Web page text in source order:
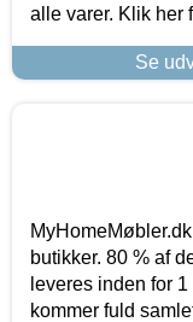
alle varer. Klik her
Se
butikker. 80 % af
leveres inden for
kommer fuld